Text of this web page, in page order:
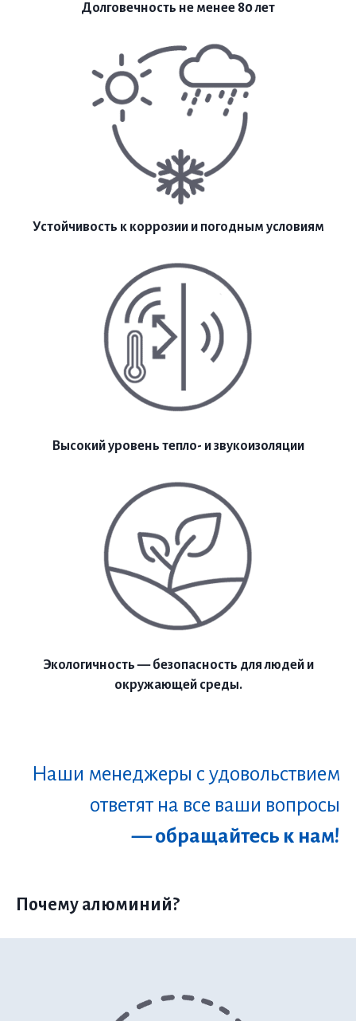
Долговечность не менее 80 лет
Устойчивость к коррозии и погодным условиям
Высокий уровень тепло- и звукоизоляции
Экологичность — безопасность для людей и
окружающей среды.
Наши менеджеры с удовольствием
ответят на все ваши вопросы
— обращайтесь к нам!
Почему алюминий?